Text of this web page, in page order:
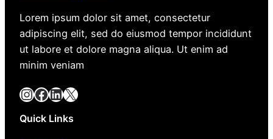
Lorem ipsum dolor sit amet, consectetur
adipiscing elit, sed do eiusmod tempor incididunt
ut labore et dolore magna aliqua. Ut enim ad
minim veniam
InstagramFacebook LinkedIn X
Quick Links